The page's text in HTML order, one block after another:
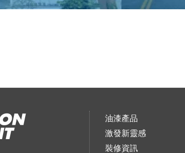
油漆產品
激發新靈感
裝修資訊